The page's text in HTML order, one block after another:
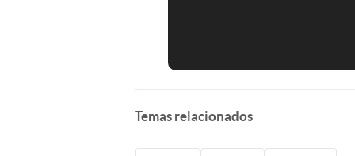
Temas relacionados